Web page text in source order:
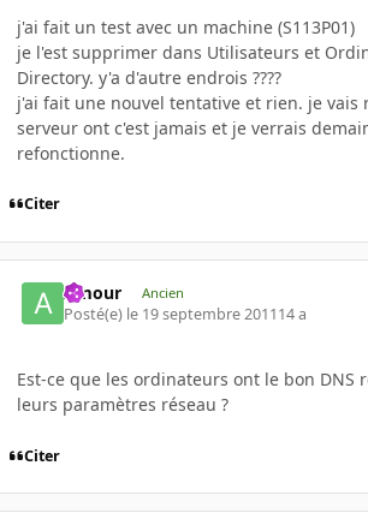
j'ai fait un test avec un machine (S113P01)
je l'est supprimer dans Utilisateurs et
Directory. y'a d'autre endrois ????
j'ai fait une nouvel tentative et rien. je vais
serveur ont c'est jamais et je verrais
refonctionne.
Citer
Amour Ancien
Posté(e) le 19 septembre 201114 a
Est-ce que les ordinateurs ont le bon DNS
leurs paramètres réseau ?
Citer